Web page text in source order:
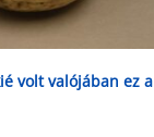
volt valójában ez a